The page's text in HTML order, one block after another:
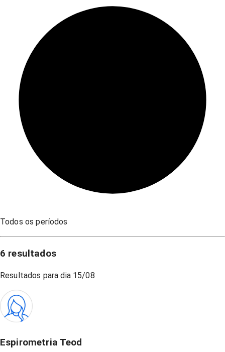
Todos os períodos
6 resultados
Resultados para dia 15/08
Espirometria Teod